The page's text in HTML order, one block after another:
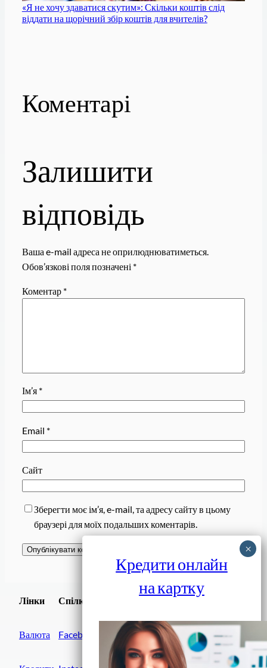
«Я не хочу здаватися скутим»: Скільки коштів слід
віддати на щорічний збір коштів для вчителів?
Коментарі
Залишити
відповідь
Ваша e-mail адреса не оприлюднюватиметься.
Обов’язкові поля позначені *
Коментар *
Ім’я *
Email *
Сайт
Зберегти моє ім’я, e-mail, та адресу сайту в цьому
браузері для моїх подальших коментарів.
Лінки
Валюта
Спілки
Facebook
Завантажити
Кредити онлайн
на картку